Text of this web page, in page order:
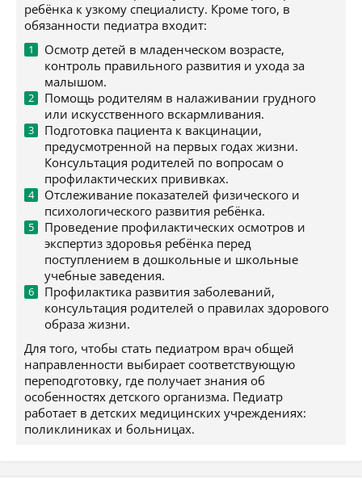
ребёнка к узкому специалисту. Кроме того, в
обязанности педиатра входит:
Осмотр детей в младенческом возрасте,
контроль правильного развития и ухода за
малышом.
Помощь родителям в налаживании грудного
или искусственного вскармливания.
Подготовка пациента к вакцинации,
предусмотренной на первых годах жизни.
Консультация родителей по вопросам о
профилактических прививках.
Отслеживание показателей физического и
психологического развития ребёнка.
Проведение профилактических осмотров и
экспертиз здоровья ребёнка перед
поступлением в дошкольные и школьные
учебные заведения.
Профилактика развития заболеваний,
консультация родителей о правилах здорового
образа жизни.
Для того, чтобы стать педиатром врач общей
направленности выбирает соответствующую
переподготовку, где получает знания об
особенностях детского организма. Педиатр
работает в детских медицинских учреждениях:
поликлиниках и больницах.